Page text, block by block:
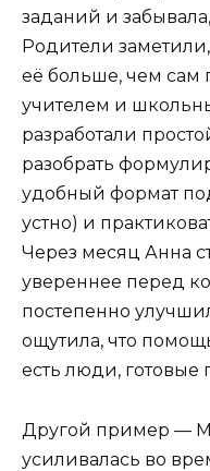
заданий и
Родители заметили,
её больше, чем сам
учителем и
разработали
разобрать
удобный формат
устно) и
Через месяц Анна
увереннее перед
постепенно
ощутила, что
есть люди, готовые
Другой пример —
усиливалась во